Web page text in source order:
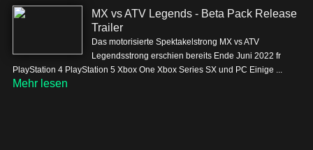
MX vs ATV Legends - Beta Pack Release
Trailer
Das motorisierte Spektakelstrong MX vs ATV
Legendsstrong erschien bereits Ende Juni 2022 fr
PlayStation 4 PlayStation 5 Xbox One Xbox Series SX und PC Einige ...
Mehr lesen